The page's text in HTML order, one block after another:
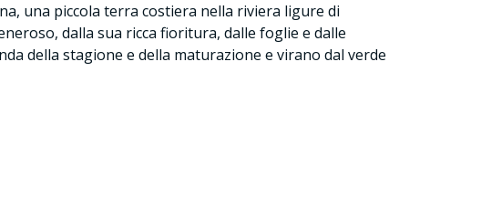
una piccola terra costiera nella riviera ligure di
dalla sua ricca fioritura, dalle foglie e dalle
della stagione e della maturazione e virano dal verde